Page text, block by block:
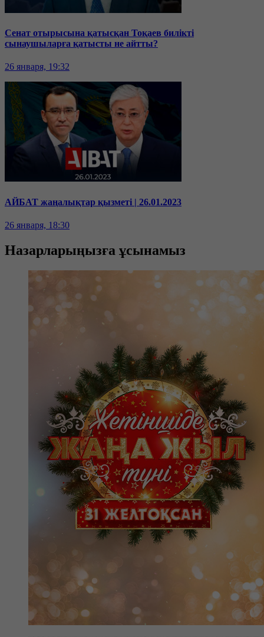
Сенат отырысына қатысқан Тоқаев билікті
сынаушыларға қатысты не айтты?
26 января, 19:32
АЙБАТ жаңалықтар қызметі | 26.01.2023
26 января, 18:30
Назарларыңызға ұсынамыз